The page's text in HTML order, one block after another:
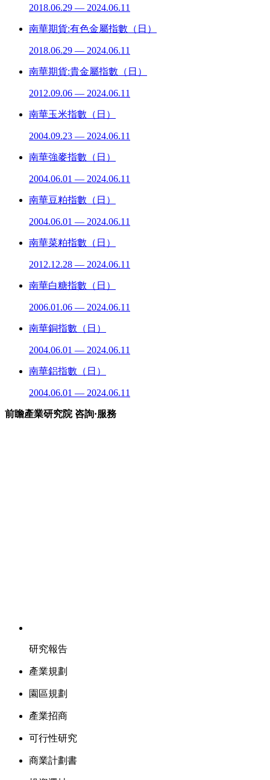
2018.06.29 — 2024.06.11
南華期貨:有色金屬指數（日）
2018.06.29 — 2024.06.11
南華期貨:貴金屬指數（日）
2012.09.06 — 2024.06.11
南華玉米指數（日）
2004.09.23 — 2024.06.11
南華強麥指數（日）
2004.06.01 — 2024.06.11
南華豆粕指數（日）
2004.06.01 — 2024.06.11
南華菜粕指數（日）
2012.12.28 — 2024.06.11
南華白糖指數（日）
2006.01.06 — 2024.06.11
南華銅指數（日）
2004.06.01 — 2024.06.11
南華鋁指數（日）
2004.06.01 — 2024.06.11
前瞻產業研究院 咨詢·服務
研究報告
產業規劃
園區規劃
產業招商
可行性研究
商業計劃書